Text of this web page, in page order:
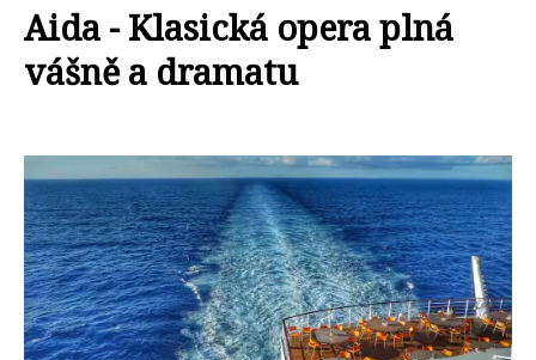
Aida - Klasická opera plná
vášně a dramatu